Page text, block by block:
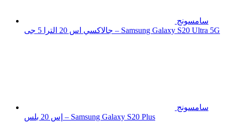
سامسونج
جالاكسي اس 20 الترا 5 جى – Samsung Galaxy S20 Ultra 5G
سامسونج
إس 20 بلس – Samsung Galaxy S20 Plus